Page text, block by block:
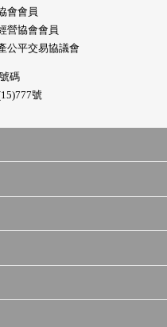
會會員
營協會會員
公平交易協議會
碼
號